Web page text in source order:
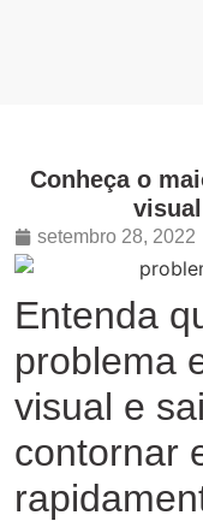
Conheça o
setembro 28, 2022
Entenda
problema
visual e
contornar